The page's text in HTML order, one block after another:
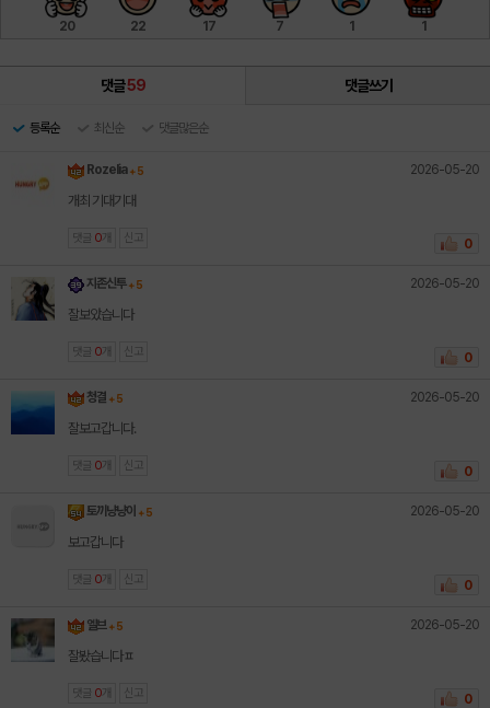
20 22 17 7 1 1
댓글59 댓글쓰기
등록순 최신순 댓글많은순
Rozelia + 5 2026-05-20
개최 기대기대
댓글 0 개 신고 0
지존신투 + 5 2026-05-20
잘보았습니다
댓글 0 개 신고 0
청결 + 5 2026-05-20
잘보고갑니다.
댓글 0 개 신고 0
토끼냥냥이 + 5 2026-05-20
보고갑니다
댓글 0 개 신고 0
엘브 + 5 2026-05-20
잘봤습니다ㅍ
댓글 0 개 신고 0